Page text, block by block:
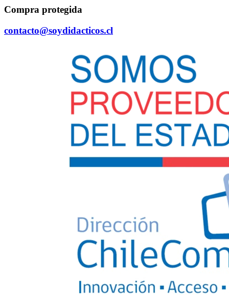
Compra protegida
contacto@soydidacticos.cl